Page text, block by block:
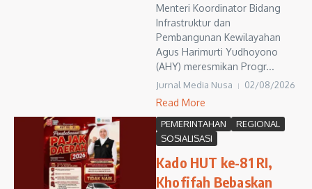
Menteri Koordinator Bidang
Infrastruktur dan
Pembangunan Kewilayahan
Agus Harimurti Yudhoyono
(AHY) meresmikan Progr...
Jurnal Media Nusa 02/08/2026
Read More
PEMERINTAHAN
REGIONAL
SOSIALISASI
Kado HUT ke-81 RI,
Khofifah Bebaskan